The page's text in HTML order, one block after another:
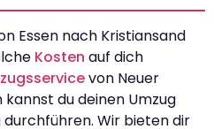
Essen nach Kristiansand
Kosten auf dich
von Neuer
kannst du deinen Umzug
Wir bieten dir